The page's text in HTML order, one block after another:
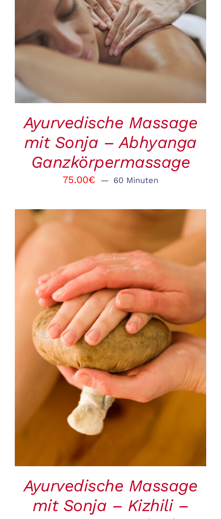
BUCHEN
/
DETAILS
Ayurvedische Massage
mit Sonja – Abhyanga
Ganzkörpermassage
75.00€ 60 Minuten
BUCHEN
/
DETAILS
Ayurvedische Massage
mit Sonja – Kizhili –